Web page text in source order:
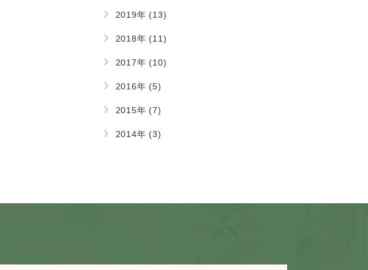
2019年 (13)
2018年 (11)
2017年 (10)
2016年 (5)
2015年 (7)
2014年 (3)